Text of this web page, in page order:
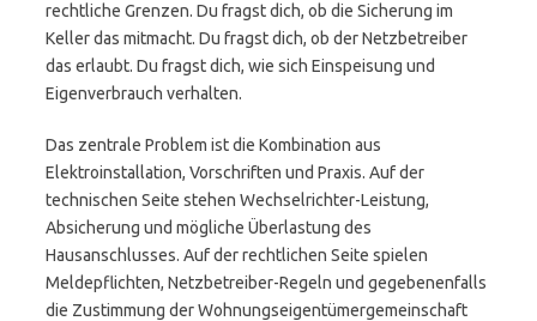
rechtliche Grenzen. Du fragst dich, ob die Sicherung im
Keller das mitmacht. Du fragst dich, ob der Netzbetreiber
das erlaubt. Du fragst dich, wie sich Einspeisung und
Eigenverbrauch verhalten.
Das zentrale Problem ist die Kombination aus
Elektroinstallation, Vorschriften und Praxis. Auf der
technischen Seite stehen Wechselrichter-Leistung,
Absicherung und mögliche Überlastung des
Hausanschlusses. Auf der rechtlichen Seite spielen
Meldepflichten, Netzbetreiber-Regeln und gegebenenfalls
die Zustimmung der Wohnungseigentümergemeinschaft